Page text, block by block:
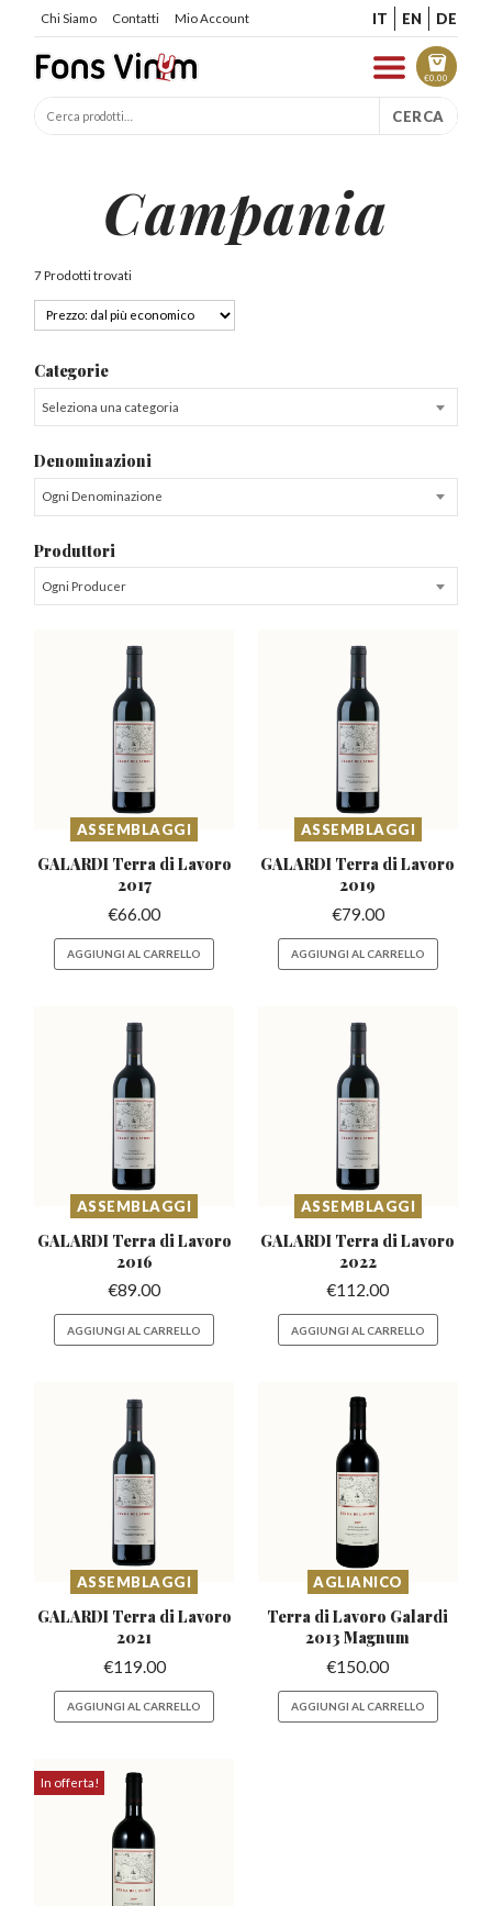
Chi Siamo Contatti Mio Account IT EN DE
€0.00
CERCA
Campania
7 Prodotti trovati
Categorie
Seleziona una categoria
Denominazioni
Ogni Denominazione
Produttori
Ogni Producer
ASSEMBLAGGI
GALARDI Terra di Lavoro
2017
€66.00
AGGIUNGI AL CARRELLO
ASSEMBLAGGI
GALARDI Terra diLavoro
2019
€79.00
AGGIUNGI AL CARRELLO
ASSEMBLAGGI
GALARDI Terra di Lavoro
2016
€89.00
AGGIUNGI AL CARRELLO
ASSEMBLAGGI
GALARDI Terra diLavoro
2022
€112.00
AGGIUNGI AL CARRELLO
ASSEMBLAGGI
GALARDI Terra di Lavoro
2021
€119.00
AGGIUNGI AL CARRELLO
AGLIANICO
Terra di Lavoro Galardi
2013 Magnum
€150.00
AGGIUNGI AL CARRELLO
In offerta!